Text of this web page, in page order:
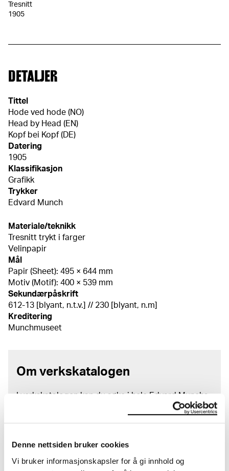
Denne nettsiden bruker cookies
Vi bruker informasjonskapsler for å gi innhold og
Tresnitt
1905
DETALJER
Tittel
Hode ved hode (NO)
Head by Head (EN)
Kopf bei Kopf (DE)
Datering
1905
Klassifikasjon
Grafikk
Trykker
Edvard Munch
Materiale/teknikk
Tresnitt trykt i farger
Velinpapir
Mål
Papir (Sheet): 495 × 644 mm
Motiv (Motif): 400 × 539 mm
Sekundærpåskrift
612-13 [blyant, n.t.v.] // 230 [blyant, n.m]
Kreditering
Munchmuseet
Om verkskatalogen
I verkskatalogen kan du søke i hele Edvard Munchs
kunstnerskap. Verkskatalogen utbedres jevnlig i
samsvar med den nyeste forskningen. Vi tar
museumsobjekter, inkludert nærmere 27 000 unike